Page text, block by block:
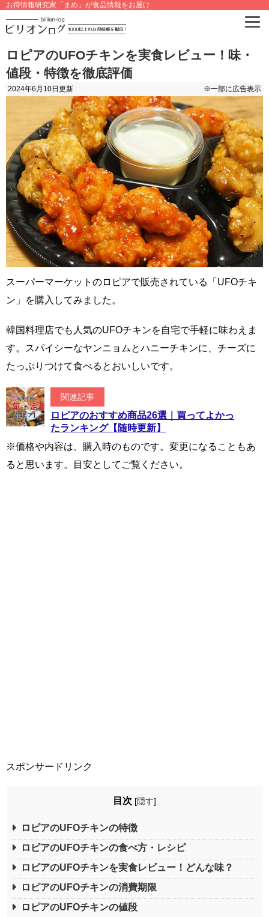
お得情報研究家「まめ」が食品情報をお届け
ロピアのUFOチキンを実食レビュー！味・
値段・特徴を徹底評価
2024年6月10日 更新 ※一部に広告表示
スーパーマーケットのロピアで販売されている「UFOチキ
ン」を購入してみました。
韓国料理店でも人気のUFOチキンを自宅で手軽に味わえま
す。スパイシーなヤンニョムとハニーチキンに、チーズに
たっぷりつけて食べるとおいしいです。
関連記事
ロピアのおすすめ商品26選｜買ってよかっ
たランキング【随時更新】
※価格や内容は、購入時のものです。変更になることもあ
ると思います。目安としてご覧ください。
スポンサードリンク
目次 [隠す]
ロピアのUFOチキンの特徴
ロピアのUFOチキンの食べ方・レシピ
ロピアのUFOチキンを実食レビュー！どんな味？
ロピアのUFOチキンの消費期限
ロピアのUFOチキンの値段